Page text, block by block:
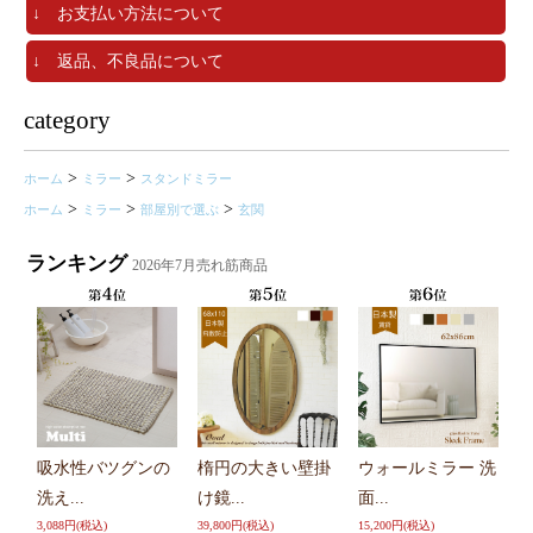
↓ お支払い方法について
↓ 返品、不良品について
category
ホーム > ミラー > スタンドミラー
ホーム > ミラー > 部屋別で選ぶ > 玄関
ランキング2026年7月売れ筋商品
吸水性バツグンの
洗え...
3,088円(税込)
楕円の大きい壁掛
け鏡...
39,800円(税込)
ウォールミラー 洗
面...
15,200円(税込)